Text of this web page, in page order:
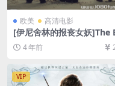
欧美 高清电影
[伊尼舍林的报丧女妖]The
nshees of Inisherin
[百度网盘+迅雷云盘资源
P超清未删减][MP4/7GB][
英字幕]
4 年前
VIP